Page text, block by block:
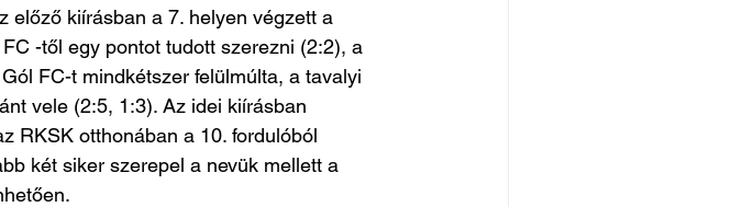
előző kiírásban a 7. helyen végzett a
-től egy pontot tudott szerezni (2:2), a
FC-t mindkétszer felülmúlta, a tavalyi
vele (2:5, 1:3). Az idei kiírásban
RKSK otthonában a 10. fordulóból
két siker szerepel a nevük mellett a